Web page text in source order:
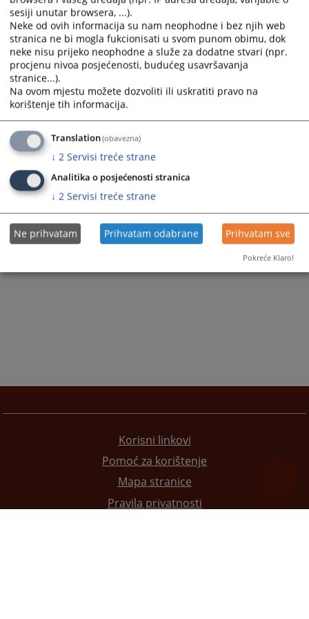
Korisni linkovi
Pomoć za korištenje
Mapa stranice
Pravila privatnosti
sesiji unutar browsera, ...).
Neke od ovih informacija su nam neophodne i bez njih web
stranica ne bi mogla fukcionisati u svom punom obimu, dok
neke nisu prijeko neophodne a služe za dodatne stvari (npr.
procjenu nivoa posjećenosti, budućeg usavršavanja
stranice...).
Na ovom mjestu možete dozvoliti ili uskratiti pravo na
korištenje tih informacija.
Translation(obavezna)
↓ 2 Servisi treće strane
Analitika o posjećenosti stranica
↓ 2 Servisi treće strane
Ne prihvatam Prihvatam odabrane Prihvatam sve
Pokreće Klaro!